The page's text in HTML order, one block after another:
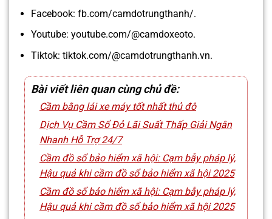
Facebook: fb.com/camdotrungthanh/.
Youtube: youtube.com/@camdoxeoto.
Tiktok: tiktok.com/@camdotrungthanh.vn.
Bài viết liên quan cùng chủ đề:
Cầm bằng lái xe máy tốt nhất thủ đô
Dịch Vụ Cầm Sổ Đỏ Lãi Suất Thấp Giải Ngân
Nhanh Hỗ Trợ 24/7
Cầm đồ sổ bảo hiểm xã hội: Cạm bẫy pháp lý,
Hậu quả khi cầm đồ sổ bảo hiểm xã hội 2025
Cầm đồ sổ bảo hiểm xã hội: Cạm bẫy pháp lý,
Hậu quả khi cầm đồ sổ bảo hiểm xã hội 2025